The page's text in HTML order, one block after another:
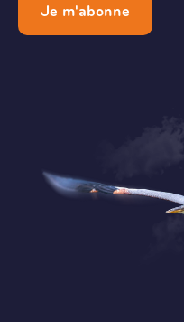
Je m'abonne